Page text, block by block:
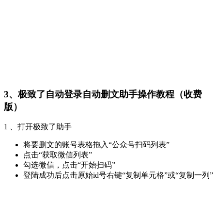
3、极致了自动登录自动删文助手操作教程（收费
版）
1 、打开极致了助手
将要删文的账号表格拖入“公众号扫码列表”
点击“获取微信列表”
勾选微信，点击“开始扫码”
登陆成功后点击原始id号右键“复制单元格”或“复制一列”